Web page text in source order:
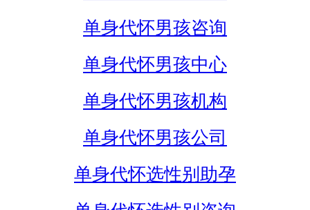
单身代怀男孩咨询
单身代怀男孩中心
单身代怀男孩机构
单身代怀男孩公司
单身代怀选性别助孕